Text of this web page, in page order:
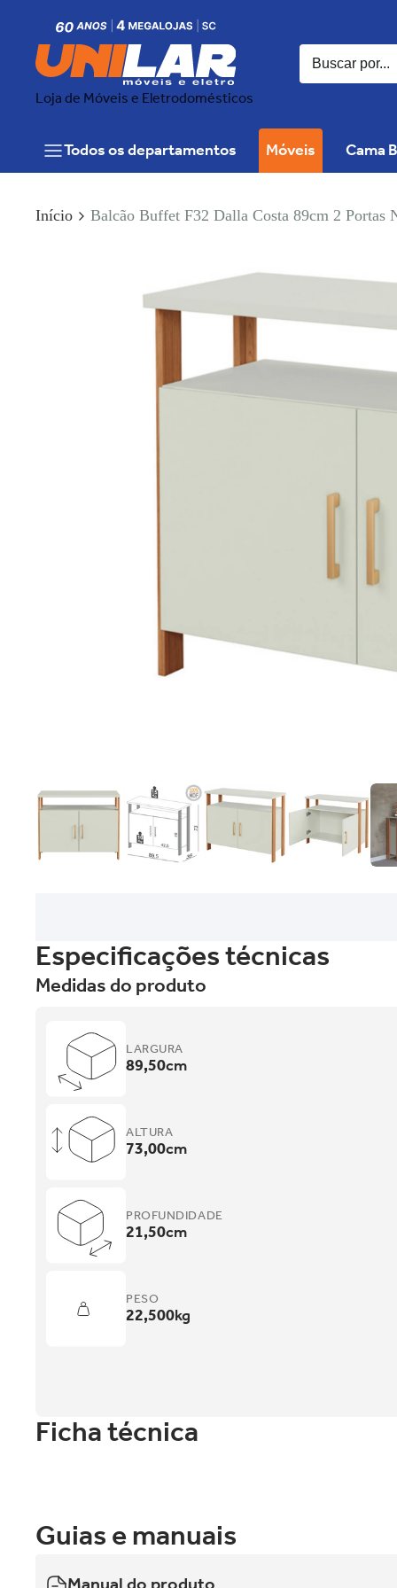
Loja de Móveis e Eletrodomésticos
Todos os departamentos Móveis Cama
Início Balcão Buffet F32 Dalla Costa 89cm 2
Especificações técnicas
Medidas do produto
LARGURA
89,50cm
ALTURA
73,00cm
PROFUNDIDADE
21,50cm
PESO
22,500kg
Ficha técnica
Guias e manuais